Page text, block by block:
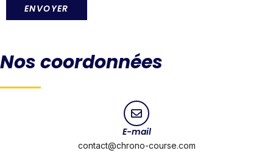
Nos coordonnées
E-mail
contact@chrono-course.com